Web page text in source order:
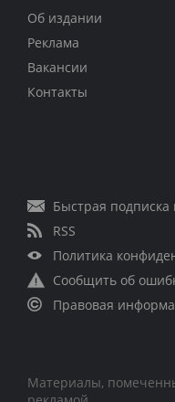
Об издании
Реклама
Вакансии
Контакты
Быстрая подписка
RSS
Политика
Сообщить об
Правовая
Материалы,